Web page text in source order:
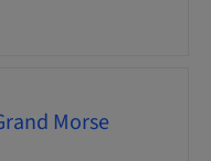
Morse